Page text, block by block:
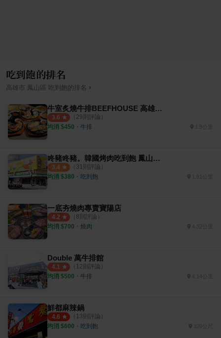
吃到飽的排名
高雄市 鳳山區 吃到飽的排名 ›
牛室炙燒牛排BEEFHOUSE 高雄鳳山店
3.6 （ 29則評論）
均消 $450 ・ 牛排 1.9公里
咚豬咚豬。韓國烤肉吃到飽 鳳山青年店
3.4 （ 31則評論）
均消 $380 ・ 吃到飽 1.81公里
一底夯燒肉專賣寶陽店
4.2 （ 8則評論）
均消 $700 ・ 燒肉 4.32公里
Double 萬牛排館
4.1 （ 12則評論）
均消 $500 ・ 牛排 4.14公里
鮮都麻辣鍋
4.6 （ 13則評論）
均消 $600 ・ 吃到飽 329公尺